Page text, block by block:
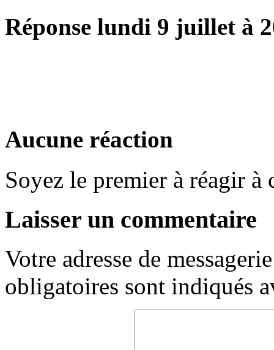
Réponse lundi 9 juillet à
Aucune réaction
Soyez le premier à réagir à
Laisser un commentaire
Votre adresse de
obligatoires sont indiqués